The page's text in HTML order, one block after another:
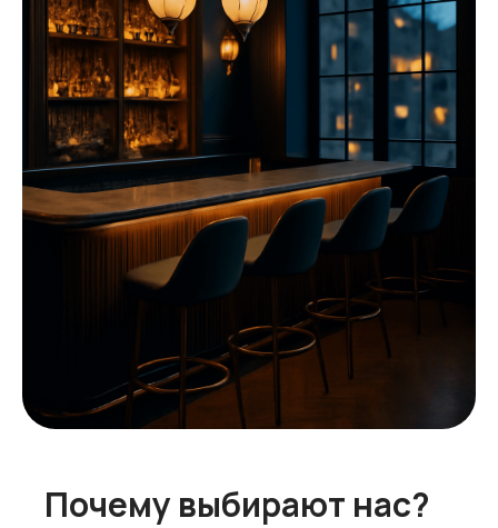
Почему выбирают нас?